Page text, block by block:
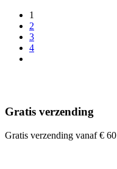
1
2
3
4
Gratis verzending
Gratis verzending vanaf € 60